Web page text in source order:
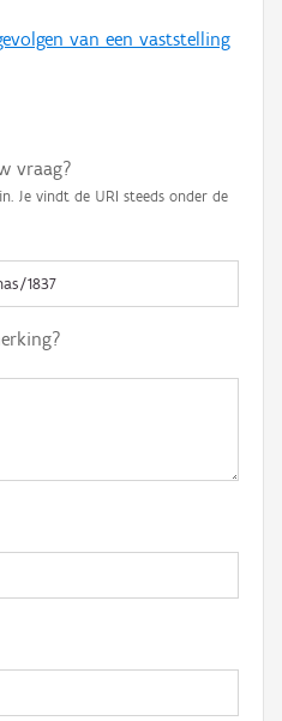
van een vaststelling
vraag?
Je vindt de URI steeds onder de